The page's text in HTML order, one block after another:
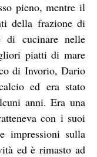
pieno, mentre il
della frazione di
di cucinare nelle
piatti di mare
di Invorio, Dario
ed era stato
anni. Era una
con i suoi
impressioni sulla
ed è rimasto ad